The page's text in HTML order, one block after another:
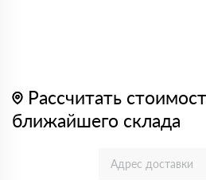
Рассчитать
ближайшего склада